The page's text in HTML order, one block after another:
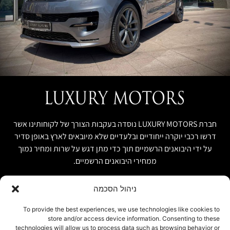
ניהול הסכמה
To provide the best experiences, we use technologies like cookies to
store and/or access device information. Consenting to these
technologies will allow us to process data such as browsing behavior or
חברת LUXURY MOTORS נוסדה בעקבות הצורך של לקוחותינו אשר
דרשו רכבי יוקרה ייחודיים ובלעדיים שלא מיובאים לארץ באופן סדיר
על ידי היבואנים הרשמיים תוך כדי מתן דגש על שרות ומחיר נמוך
ממחירי היבואנים הרשמיים.
אודות
074-7408590